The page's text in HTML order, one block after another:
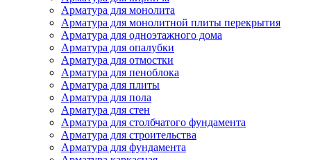
Арматура для монолита
Арматура для монолитной плиты перекрытия
Арматура для одноэтажного дома
Арматура для опалубки
Арматура для отмостки
Арматура для пеноблока
Арматура для плиты
Арматура для пола
Арматура для стен
Арматура для столбчатого фундамента
Арматура для строительства
Арматура для фундамента